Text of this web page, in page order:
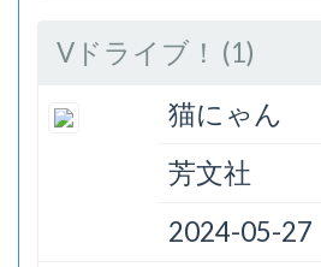
Vドライブ！ (1)
猫にゃん
芳文社
2024-05-27